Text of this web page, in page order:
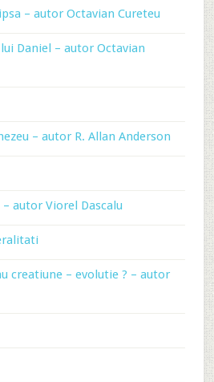
– autor Octavian Cureteu
Daniel – autor Octavian
– autor R. Allan Anderson
autor Viorel Dascalu
creatiune – evolutie ? – autor